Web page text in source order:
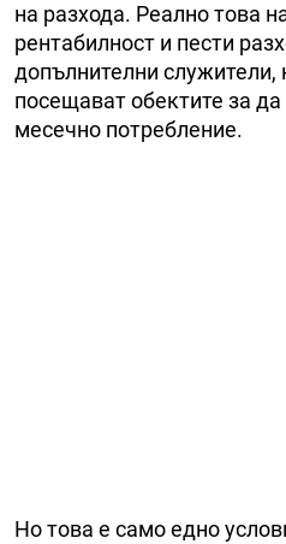
на разхода. Реално това
рентабилност и пести
допълнителни служители,
посещават обектите за
месечно потребление.
Но това е само едно